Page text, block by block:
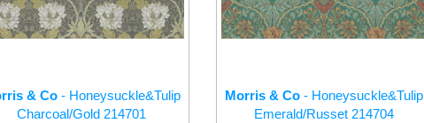
& Co- Honeysuckle&Tulip
Charcoal/Gold 214701
Morris & Co - Honeysuckle&Tulip
Emerald/Russet 214704